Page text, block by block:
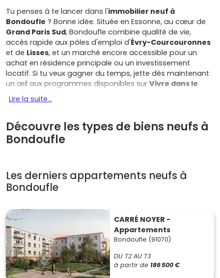
Tu penses à te lancer dans l'immobilier neuf à
Bondoufle ? Bonne idée. Située en Essonne, au cœur de
Grand Paris Sud, Bondoufle combine qualité de vie,
accès rapide aux pôles d'emploi d'Évry-Courcouronnes
et de Lisses, et un marché encore accessible pour un
achat en résidence principale ou un investissement
locatif. Si tu veux gagner du temps, jette dès maintenant
un œil aux programmes disponibles sur Vivre dans le
neuf et démarre ton projet avec des annonces mises à
jour et des informations claires.
Les atouts qui font la différence pour
habiter ou louer
commune verdoyante, d'équipements sportifs reconnus
comme lestade Robert-Bobin
Courcouronnes, Grigny), ce qui rassure les locataires et
simplifie les déplacements quotidiens.
Dynamisme économique de Grand Paris Sud
parcs d'activités, logistique, services et université
d'Évry créent un vivier constant d'emplois et de
demande.
Lire la suite...
Découvre les types de biens neufs à
Bondoufle
Les derniers appartements neufs à
Bondoufle
CARRÉ NOYER -
Appartements
Bondoufle (91070)
DU T2 AU T3
à partir de 186 500 €